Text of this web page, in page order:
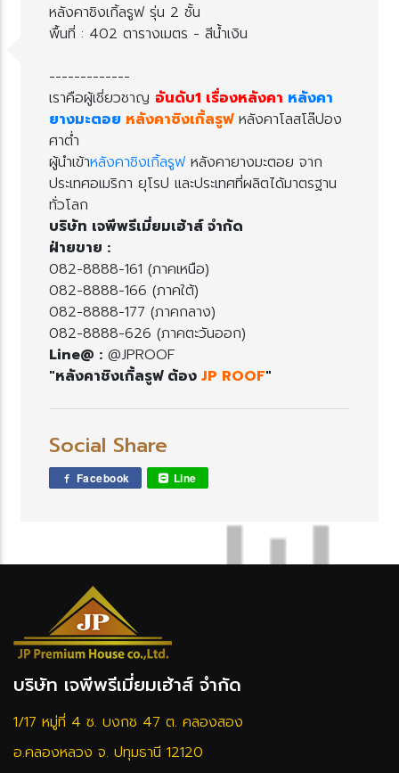
หลังคาชิงเกิ้ลรูฟ รุ่น 2 ชั้น
พื้นที่ : 402 ตารางเมตร - สีน้ำเงิน
-------------
เราคือผู้เชี่ยวชาญ อันดับ1 เรื่องหลังคา หลังคา
างมะตอ หลังคาซิงเกิ้ลรูฟหลังคาโลสโล๊ปอง
ศาต่ำ
ผู้นำเข้าหลังคาชิงเกิ้ลรูฟ หลังคายางมะตอย จาก
ประเทศอเมริกา ยุโรป และประเทศที่ผลิตได้มาตรฐาน
ทั่วโลก
บริษัท เจพีพรีเมี่ยมเฮ้าส์ จำกัด
ฝ่ายขาย :
082-8888-161 (ภาคเหนือ)
082-8888-166 (ภาคใต้)
082-8888-177 (ภาคกลาง)
082-8888-626 (ภาคตะวันออก)
Line@ : @JPROOF
"หลังคาชิงเกิ้ลรูฟ ต้อง JP ROOF"
Social Share
Facebook Line
บริษัท เจพีพรีเมี่ยมเฮ้าส์ จำกัด
1/17 หมู่ที่ 4 ซ. บงกช 47 ต. คลองสอง
อ.คลองหลวง จ. ปทุมธานี 12120